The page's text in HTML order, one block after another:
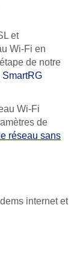
et
Wi-Fi en
de notre
Wi-Fi
de
réseau sans
internet et